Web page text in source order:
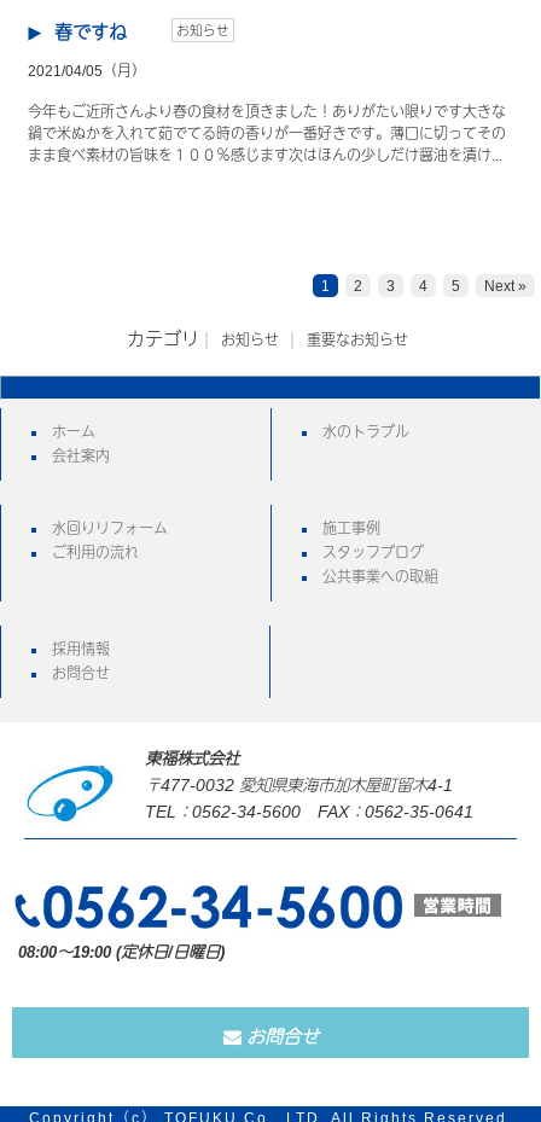
春ですね お知らせ
2021/04/05（月）
今年もご近所さんより春の食材を頂きました！ありがたい限りです大きな
鍋で米ぬかを入れて茹でてる時の香りが一番好きです。薄口に切ってその
まま食べ素材の旨味を１００％感じます次はほんの少しだけ醤油を漬け...
1 2 3 4 5 Next »
お知らせ 重要なお知らせ
ホーム
会社案内
水のトラブル
水回りリフォーム
ご利用の流れ
施工事例
スタッフブログ
公共事業への取組
採用情報
お問合せ
東福株式会社
〒477-0032 愛知県東海市加木屋町留木4-1
TEL：0562-34-5600 FAX：0562-35-0641
08:00～19:00 (定休日/日曜日)
お問合せ
Copyright（c） TOFUKU Co., LTD. All Rights Reserved.